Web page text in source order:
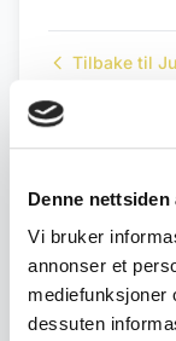
Denne
Vi bruker
annonser et
mediefunksjoner
dessuten
Tilbake til